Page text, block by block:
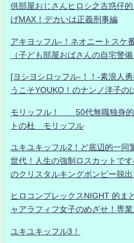
供部屋おじさんヒロシ之古惑仔
げMAX！デカいは正義刑事編
アキヨッフル-！ネオニートスケ
（子ども部屋おばさんの自宅警
[ヨシヨシロッフル-！！-素浪人
うこそYOUKO！のナンノ洋子の
モリッフル！ 50代無職独身的
トの杜 モリッフル
ユキユキッフル2！ど底辺的一同
世代！人生の強制ロスカットで
のクリスタルキングボンビー脱
ヒロコンプレックスNIGHT 的ま
ャアラフィフ女子のめざせ！専
ユキユキッフル3！